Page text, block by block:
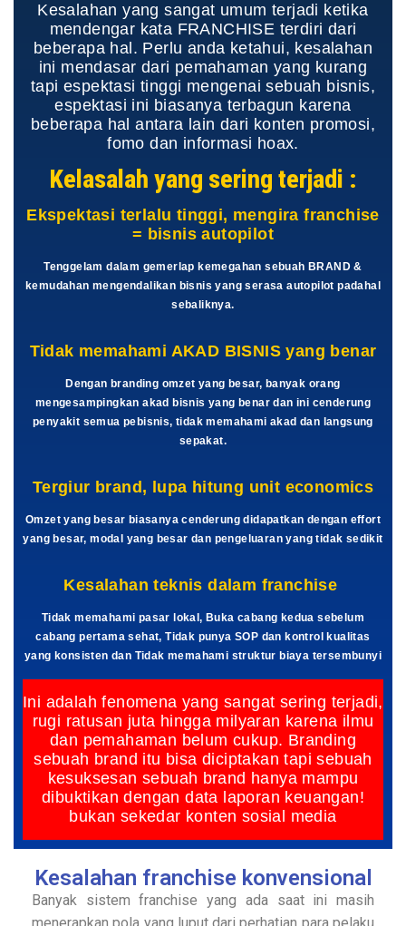
Kesalahan yang sangat umum terjadi ketika
mendengar kata FRANCHISE terdiri dari
beberapa hal. Perlu anda ketahui, kesalahan
ini mendasar dari pemahaman yang kurang
tapi espektasi tinggi mengenai sebuah bisnis,
espektasi ini biasanya terbagun karena
beberapa hal antara lain dari konten promosi,
fomo dan informasi hoax.
Kelasalah yang sering terjadi :
Ekspektasi terlalu tinggi, mengira franchise
= bisnis autopilot
Tenggelam dalam gemerlap kemegahan sebuah BRAND &
kemudahan mengendalikan bisnis yang serasa autopilot padahal
sebaliknya.
Tidak memahami AKAD BISNIS yang benar
Dengan branding omzet yang besar, banyak orang
mengesampingkan akad bisnis yang benar dan ini cenderung
penyakit semua pebisnis, tidak memahami akad dan langsung
sepakat.
Tergiur brand, lupa hitung unit economics
Omzet yang besar biasanya cenderung didapatkan dengan effort
yang besar, modal yang besar dan pengeluaran yang tidak sedikit
Kesalahan teknis dalam franchise
Tidak memahami pasar lokal, Buka cabang kedua sebelum
cabang pertama sehat, Tidak punya SOP dan kontrol kualitas
yang konsisten dan Tidak memahami struktur biaya tersembunyi
Ini adalah fenomena yang sangat sering terjadi,
rugi ratusan juta hingga milyaran karena ilmu
dan pemahaman belum cukup. Branding
sebuah brand itu bisa diciptakan tapi sebuah
kesuksesan sebuah brand hanya mampu
dibuktikan dengan data laporan keuangan!
bukan sekedar konten sosial media
Kesalahan franchise konvensional
Banyak sistem franchise yang ada saat ini masih
menerapkan pola yang luput dari perhatian para pelaku